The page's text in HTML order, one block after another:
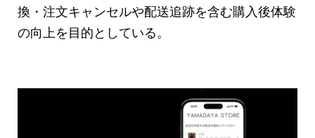
換・注文キャンセルや配送追跡を含む購入後体験
の向上を目的としている。